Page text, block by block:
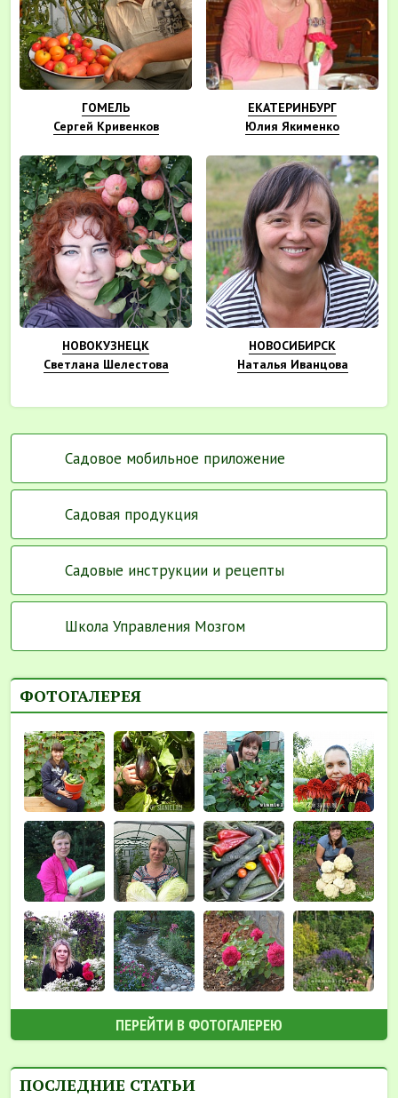
ГОМЕЛЬ
Сергей Кривенков
ЕКАТЕРИНБУРГ
Юлия Якименко
НОВОКУЗНЕЦК
Светлана Шелестова
НОВОСИБИРСК
Наталья Иванцова
Садовое мобильное приложение
Садовая продукция
Садовые инструкции и рецепты
Школа Управления Мозгом
ФОТОГАЛЕРЕЯ
ПЕРЕЙТИ В ФОТОГАЛЕРЕЮ
ПОСЛЕДНИЕ СТАТЬИ